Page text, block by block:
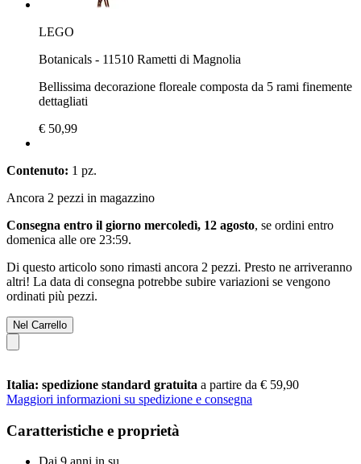
LEGO
Botanicals - 11510 Rametti di Magnolia
Bellissima decorazione floreale composta da 5 rami finemente
dettagliati
€ 50,99
Contenuto: 1 pz.
Ancora 2 pezzi in magazzino
Consegna entro il giorno mercoledì, 12 agosto, se ordini entro
domenica alle ore 23:59.
Di questo articolo sono rimasti ancora 2 pezzi. Presto ne arriveranno
altri! La data di consegna potrebbe subire variazioni se vengono
ordinati più pezzi.
Nel Carrello
Italia: spedizione standard gratuita a partire da € 59,90
Maggiori informazioni su spedizione e consegna
Caratteristiche e proprietà